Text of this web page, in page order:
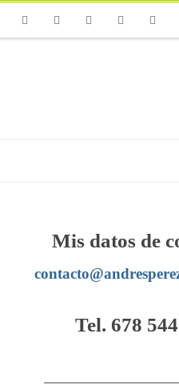
Mis datos de
Tel. 678